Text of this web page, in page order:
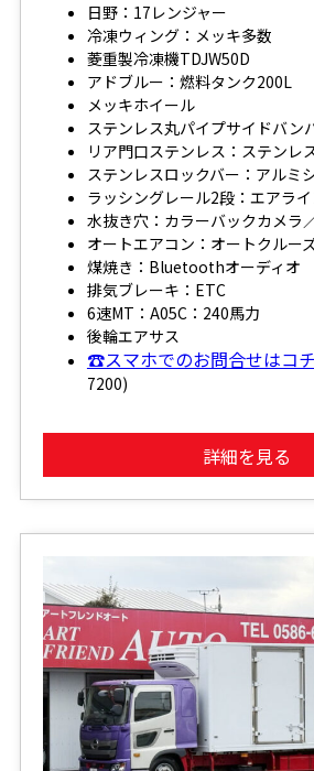
日野：17レンジャー
冷凍ウィング：メッキ多数
菱重製冷凍機TDJW50D
アドブルー：燃料タンク200L
メッキホイール
ステンレス丸パイプサイドバン
リア門口ステンレス：ステンレ
ステンレスロックバー：アルミ
ラッシングレール2段：エアラ
水抜き穴：カラーバックカメラ
オートエアコン：オートクルー
煤焼き：Bluetoothオーディオ
排気ブレーキ：ETC
6速MT：A05C：240馬力
後輪エアサス
☎スマホでのお問合せはコ
7200)
詳細を見る